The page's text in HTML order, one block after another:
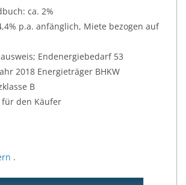
ca. 2%
p.a. anfänglich, Miete bezogen auf
Endenergiebedarf 53
2018 Energieträger BHKW
B
für den Käufer
.